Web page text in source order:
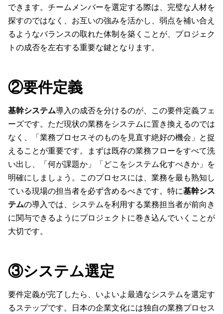
できます。チームメンバーを選定する際は、完璧な人材を
探すのではなく、お互いの強みを活かし、弱点を補い合え
るようなバランスの取れた体制を築くことが、プロジェク
トの成否を左右する重要な鍵となります。
②要件定義
基幹システム導入の成否を分けるのが、この要件定義フェ
ーズです。ただ現状の業務をシステムに置き換えるのでは
なく、「業務プロセスそのものを見直す絶好の機会」と捉
えることが重要です。まずは既存の業務フローをすべて洗
い出し、「何が課題か」「どこをシステム化すべきか」を
明確にしましょう。このプロセスには、業務を最も熟知し
ている現場の担当者を必ず含めるべきです。特に基幹シス
テムの導入では、システムを利用する業務担当者が前向き
に関与できるようにプロジェクトに巻き込んでいくことが
大切です。
③システム選定
要件定義が完了したら、いよいよ最適なシステムを選定す
るステップです。日本の企業文化には独自の業務プロセス